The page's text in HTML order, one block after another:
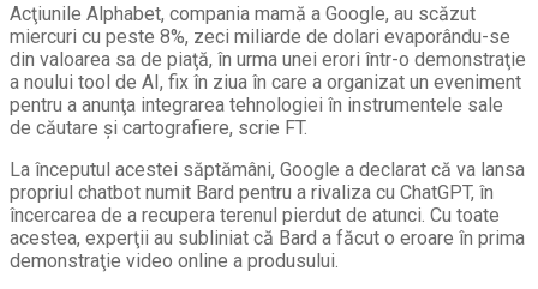
Acţiunile Alphabet, compania mamă a Google, au scăzut
miercuri cu peste 8%, zeci miliarde de dolari evaporându-se
din valoarea sa de piaţă, în urma unei erori într-o demonstraţie
a noului tool de AI, fix în ziua în care a organizat un eveniment
pentru a anunţa integrarea tehnologiei în instrumentele sale
de căutare şi cartografiere, scrie FT.
La începutul acestei săptămâni, Google a declarat că va lansa
propriul chatbot numit Bard pentru a rivaliza cu ChatGPT, în
încercarea de a recupera terenul pierdut de atunci. Cu toate
acestea, experţii au subliniat că Bard a făcut o eroare în prima
demonstraţie video online a produsului.